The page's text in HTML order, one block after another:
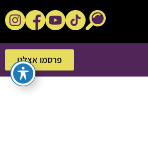
פרסמו אצלנו
פרסמו אצלנו